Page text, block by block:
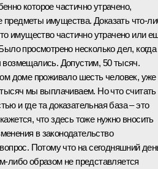
которое частично утрачено,
имущества. Доказать
имущество частично утрачено или
просмотрено несколько дел, когда
возмещались. Допустим, 50 тысяч.
доме проживало шесть человек, уже
мы выплачиваем. Но что считать
и где та доказательная база – это
что здесь тоже нужно вносить
в законодательство
Потому что на сегодняшний
образом не представляется